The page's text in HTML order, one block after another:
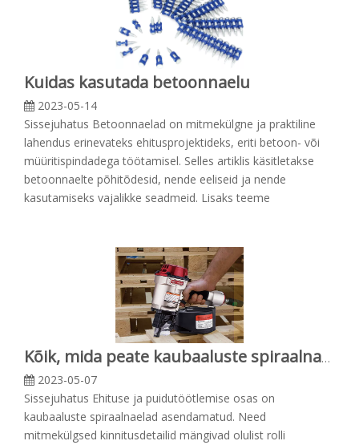
Kuidas kasutada betoonnaelu
2023-05-14
Sissejuhatus Betoonnaelad on mitmekülgne ja praktiline
lahendus erinevateks ehitusprojektideks, eriti betoon- või
müüritispindadega töötamisel. Selles artiklis käsitletakse
betoonnaelte põhitõdesid, nende eeliseid ja nende
kasutamiseks vajalikke seadmeid. Lisaks teeme
Kõik, mida peate kaubaaluste spiraalnaelte kohta teadma
2023-05-07
Sissejuhatus Ehituse ja puidutöötlemise osas on
kaubaaluste spiraalnaelad asendamatud. Need
mitmekülgsed kinnitusdetailid mängivad olulist rolli